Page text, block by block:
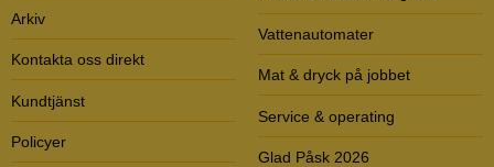
Arkiv
Kontakta oss direkt
Kundtjänst
Policyer
Vattenautomater
Mat & dryck på jobbet
Service & operating
Glad Påsk 2026